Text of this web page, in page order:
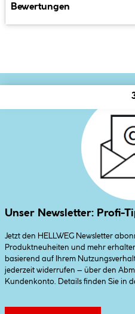
Bewertungen
Unser Newsletter: Profi-
Jetzt den HELLWEG Newsletter
Produktneuheiten und mehr
basierend auf Ihrem
jederzeit widerrufen – über den
Kundenkonto. Details finden Sie in